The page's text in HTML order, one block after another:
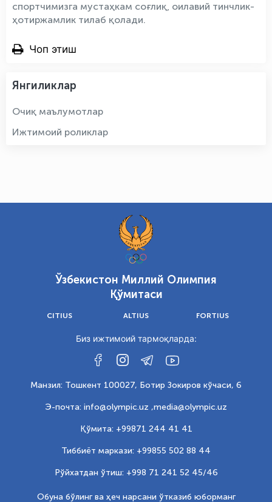
спортчимизга мустаҳкам соғлиқ, оилавий тинчлик-
ҳотиржамлик тилаб қолади.
Чоп этиш
Янгиликлар
Очиқ маълумотлар
Ижтимоий роликлар
Ўзбекистон Миллий Олимпия
Қўмитаси
CITIUS ALTIUS FORTIUS
Биз ижтимоий тармоқларда:
Манзил: Тошкент 100027, Ботир Зокиров кўчаси, 6
Э-почта: info@olympic.uz ,media@olympic.uz
Қўмита: +99871 244 41 41
Тиббиёт маркази: +99855 502 88 44
Рўйхатдан ўтиш: +998 71 241 52 45/46
Обуна бўлинг ва ҳеч нарсани ўтказиб юборманг